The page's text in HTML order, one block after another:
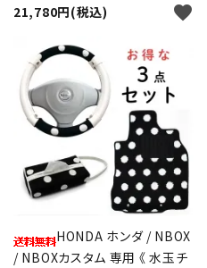
21,780円(税込)
favorite
HONDA ホンダ / NBOX
/ NBOXカスタム 専用 《 水玉チ